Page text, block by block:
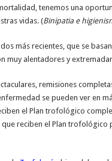
tenemos una
vidas. (Binipatia e
más recientes, que se
muy alentadores y
remisiones
se pueden ver en
el Plan trofológico
que reciben el Plan trofológico